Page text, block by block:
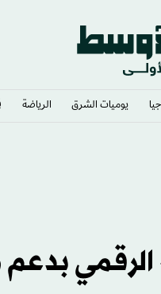
يوميات الشرق​ الرياضة